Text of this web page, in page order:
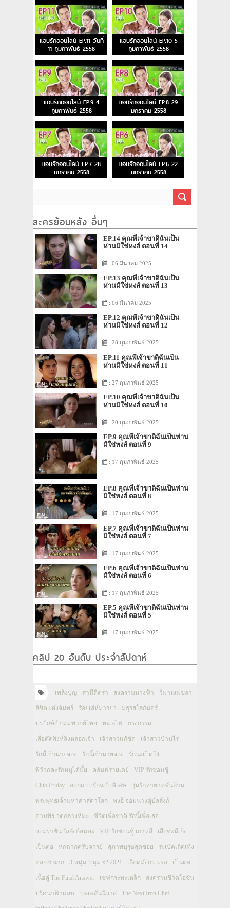
แอบรักออนไลน์ EP.11 วันที่
11 กุมภาพันธ์ 2558
แอบรักออนไลน์ EP.10 5
กุมภาพันธ์ 2558
แอบรักออนไลน์ EP.9 4
กุมภาพันธ์ 2558
แอบรักออนไลน์ EP.8 29
มกราคม 2558
แอบรักออนไลน์ EP.7 28
มกราคม 2558
แอบรักออนไลน์ EP.6 22
มกราคม 2558
ละครย้อนหลัง อื่นๆ
EP.14 คุณพี่เจ้าขาดิฉันเป็น
ห่านมิใช่หงส์ ตอนที่ 14
: 06 มีนาคม 2025
EP.13 คุณพี่เจ้าขาดิฉันเป็น
ห่านมิใช่หงส์ ตอนที่ 13
: 06 มีนาคม 2025
EP.12 คุณพี่เจ้าขาดิฉันเป็น
ห่านมิใช่หงส์ ตอนที่ 12
: 28 กุมภาพันธ์ 2025
EP.11 คุณพี่เจ้าขาดิฉันเป็น
ห่านมิใช่หงส์ ตอนที่ 11
: 27 กุมภาพันธ์ 2025
EP.10 คุณพี่เจ้าขาดิฉันเป็น
ห่านมิใช่หงส์ ตอนที่ 10
: 20 กุมภาพันธ์ 2025
EP.9 คุณพี่เจ้าขาดิฉันเป็นห่าน
มิใช่หงส์ ตอนที่ 9
: 17 กุมภาพันธ์ 2025
EP.8 คุณพี่เจ้าขาดิฉันเป็นห่าน
มิใช่หงส์ ตอนที่ 8
: 17 กุมภาพันธ์ 2025
EP.7 คุณพี่เจ้าขาดิฉันเป็นห่าน
มิใช่หงส์ ตอนที่ 7
: 17 กุมภาพันธ์ 2025
EP.6 คุณพี่เจ้าขาดิฉันเป็นห่าน
มิใช่หงส์ ตอนที่ 6
: 17 กุมภาพันธ์ 2025
EP.5 คุณพี่เจ้าขาดิฉันเป็นห่าน
มิใช่หงส์ ตอนที่ 5
: 17 กุมภาพันธ์ 2025
คลิป 20 อันดับ ประจำสัปดาห์
เพลิงบุญ สามีตีตรา สงครามนางฟ้า วิมานเมขลา
ลิขิตแห่งจันทร์ ร้อยเล่ห์มารยา มธุรสโลกันตร์
ปรปักษ์จำนน พากย์ไทย ทะเลไฟ กรงกรรม
เสือตัดสิงห์ลิงหลอกเจ้า เจ้าสาวแก้ขัด เจ้าสาวบ้านไร่
รักนี้เจ้านายจอง รักนี้เจ้านายจอง รักนะเป็ดโง่
พี่ว้ากคะรักหนูได้มั้ย คลับฟรายเดย์ VIP รักซ่อนชู้
Club Friday ออกแบบรักฉบับพิเศษ วุ่นรักทายาทพันล้าน
พระพุทธเจ้ามหาศาสดาโลก ทงอี จอมนางคู่บัลลังก์
ดาบพิฆาตกลางหิมะ ชีวิตเพื่อชาติ รักนี้เพื่อเธอ
จอมราชันบัลลังก์อมตะ VIP รักซ่อนชู้ เกาหลี เสือชะนีเก้ง
เป็นต่อ หกฉากครับจารย์ สุภาพบุรุษสุดซอย ระเบิดเถิดเทิง
ตลก 6 ฉาก 3 หนุ่ม 3 มุม x2 2021 เลือดมังกร แรด เป็นต่อ
เนื้อคู่ The Final Answer เชฟกระทะเหล็ก สงครามชีวิตโอชิน
ปริศนาฟ้าแลบ บุพเพสันนิวาส The Next Iron Chef